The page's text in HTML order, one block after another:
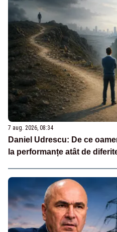
7 aug. 2026, 08:34
Daniel Udrescu: De ce
la performanțe atât de